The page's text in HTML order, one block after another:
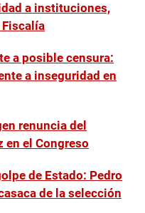
a instituciones,
Fiscalía
a posible censura:
a inseguridad en
renuncia del
en el Congreso
de Estado: Pedro
de la selección